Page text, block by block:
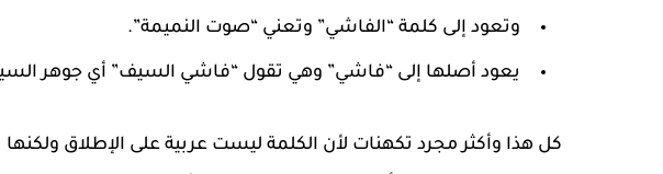
وتعود إلى كلمة “الفاشي” وتعني “صوت النميمة”.
يعود أصلها إلى “فاشي” وهي تقول “فاشي السيف” أي جوهر
كل هذا وأكثر مجرد تكهنات لأن الكلمة ليست عربية على الإطلاق